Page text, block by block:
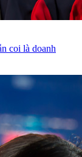
coi là doanh